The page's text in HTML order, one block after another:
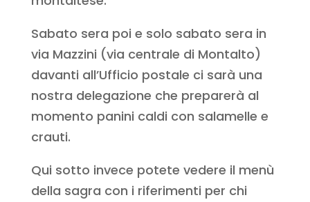
Sabato sera poi e solo sabato sera in
via Mazzini (via centrale di Montalto)
davanti all’Ufficio postale ci sarà una
nostra delegazione che preparerà al
momento panini caldi con salamelle e
crauti.
Qui sotto invece potete vedere il menù
della sagra con i riferimenti per chi